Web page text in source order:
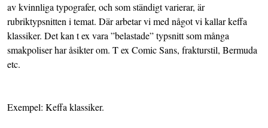
av kvinnliga typografer, och som ständigt varierar, är
rubriktypsnitten i temat. Där arbetar vi med något vi kallar keffa
klassiker. Det kan t ex vara ”belastade” typsnitt som många
smakpoliser har åsikter om. T ex Comic Sans, frakturstil, Bermuda
etc.
Exempel: Keffa klassiker.